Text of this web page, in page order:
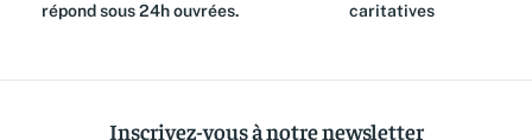
répond sous 24h ouvrées.
caritatives
Inscrivez-vous à notre newsletter